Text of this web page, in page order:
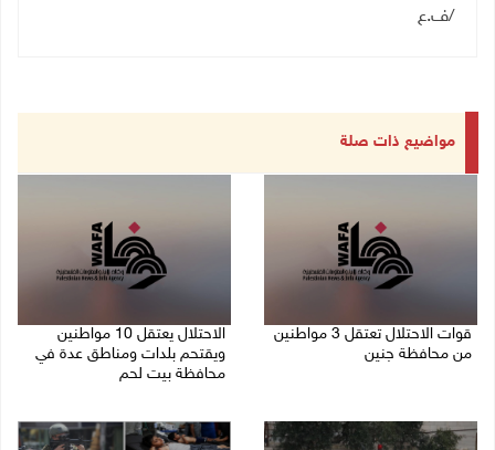
/ف.ع
مواضيع ذات صلة
قوات الاحتلال تعتقل 3 مواطنين
من محافظة جنين
الاحتلال يعتقل 10 مواطنين
ويقتحم بلدات ومناطق عدة في
محافظة بيت لحم